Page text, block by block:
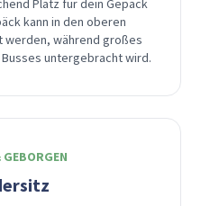
Platz für dein Gepäck
kann in den oberen
während großes
untergebracht wird.
GEBORGEN